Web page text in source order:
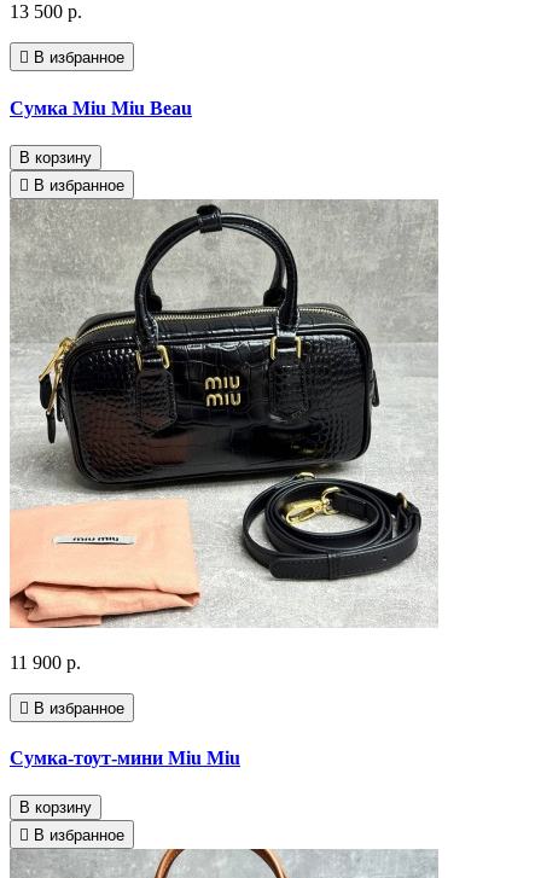
13 500 р.
В избранное
Сумка Miu Miu Beau
В корзину
В избранное
11 900 р.
В избранное
Сумка-тоут-мини Miu Miu
В корзину
В избранное